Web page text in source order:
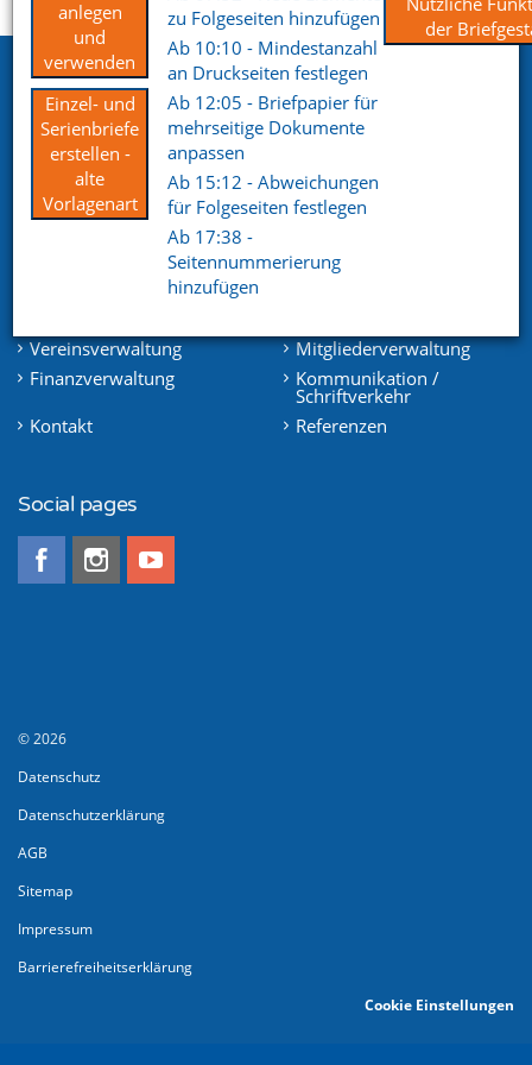
anlegen
und
verwenden
Einzel- und
Serienbriefe
erstellen -
alte
Vorlagenart
zu Folgeseiten hinzufügen
Ab 10:10 - Mindestanzahl
an Druckseiten festlegen
Ab 12:05 - Briefpapier für
mehrseitige Dokumente
anpassen
Ab 15:12 - Abweichungen
für Folgeseiten festlegen
Ab 17:38 -
Seitennummerierung
hinzufügen
der
Netxp GmbH
Öttinger Straße 11
84307 Eggenfelden
Telefon. +49 (0) 8721 / 50648-89
info@netxp-verein.de
Vereinsverwaltung
Mitgliederverwaltung
Finanzverwaltung
Kommunikation /
Schriftverkehr
Kontakt
Referenzen
Social pages
© 2026
Datenschutz
Datenschutzerklärung
AGB
Sitemap
Impressum
Barrierefreiheitserklärung
Cookie Einstellungen